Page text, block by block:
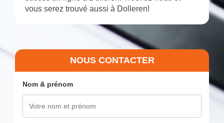
vous serez trouvé aussi à Dolleren!
NOUS CONTACTER
Nom & prénom